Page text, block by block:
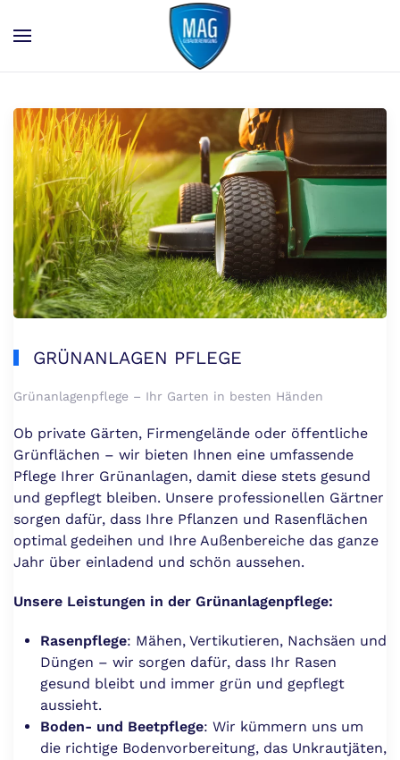
Skip to main content
GRÜNANLAGEN PFLEGE
Grünanlagenpflege – Ihr Garten in besten Händen
Ob private Gärten, Firmengelände oder öffentliche
Grünflächen – wir bieten Ihnen eine umfassende
Pflege Ihrer Grünanlagen, damit diese stets gesund
und gepflegt bleiben. Unsere professionellen Gärtner
sorgen dafür, dass Ihre Pflanzen und Rasenflächen
optimal gedeihen und Ihre Außenbereiche das ganze
Jahr über einladend und schön aussehen.
Unsere Leistungen in der Grünanlagenpflege:
Rasenpflege: Mähen, Vertikutieren, Nachsäen und
Düngen – wir sorgen dafür, dass Ihr Rasen
gesund bleibt und immer grün und gepflegt
aussieht.
Boden- und Beetpflege: Wir kümmern uns um
die richtige Bodenvorbereitung, das Unkrautjäten,